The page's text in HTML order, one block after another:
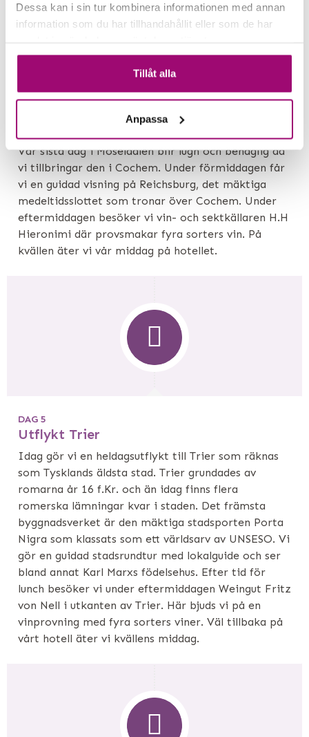
Dessa kan i sin tur kombinera informationen med annan
information som du har tillhandahållit eller som de har
Tillåt alla
Anpassa
Vår sista dag i Moseldalen blir lugn och behaglig då
vi tillbringar den i Cochem. Under förmiddagen får
vi en guidad visning på Reichsburg, det mäktiga
medeltidsslottet som tronar över Cochem. Under
eftermiddagen besöker vi vin- och sektkällaren H.H
Hieronimi där provsmakar fyra sorters vin. På
kvällen äter vi vår middag på hotellet.
DAG 5
Utflykt Trier
Idag gör vi en heldagsutflykt till Trier som räknas
som Tysklands äldsta stad. Trier grundades av
romarna år 16 f.Kr. och än idag finns flera
romerska lämningar kvar i staden. Det främsta
byggnadsverket är den mäktiga stadsporten Porta
Nigra som klassats som ett världsarv av UNSESO. Vi
gör en guidad stadsrundtur med lokalguide och ser
bland annat Karl Marxs födelsehus. Efter tid för
lunch besöker vi under eftermiddagen Weingut Fritz
von Nell i utkanten av Trier. Här bjuds vi på en
vinprovning med fyra sorters viner. Väl tillbaka på
vårt hotell äter vi kvällens middag.